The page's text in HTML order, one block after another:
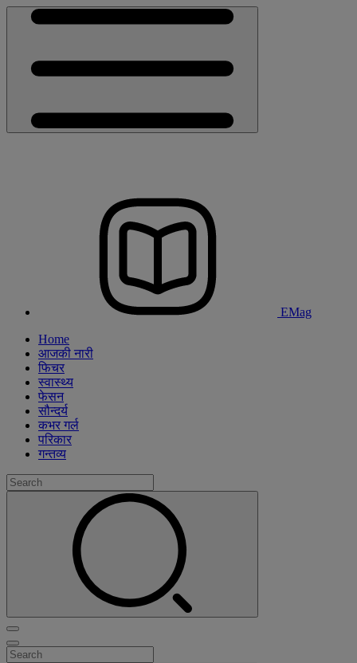
EMag
Home
आजकी नारी
फिचर
स्वास्थ्य
फेसन
सौन्दर्य
कभर गर्ल
परिकार
गन्तव्य